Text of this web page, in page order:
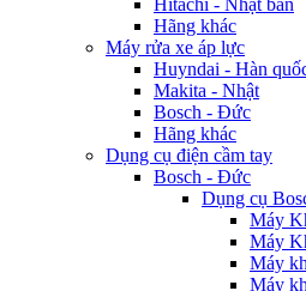
Hitachi - Nhật bản
Hãng khác
Máy rửa xe áp lực
Huyndai - Hàn
Makita - Nhật
Bosch - Đức
Hãng khác
Dụng cụ điện cầm tay
Bosch - Đức
Dụng cụ
Máy
Máy
Máy
Máy